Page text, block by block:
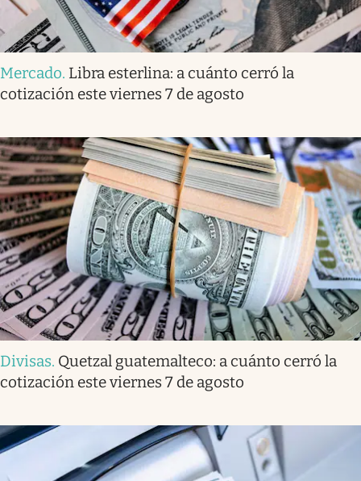
Mercado. Libra esterlina: a cuánto cerró la
cotización este viernes 7 de agosto
Divisas. Quetzal guatemalteco: a cuánto cerró la
cotización este viernes 7 de agosto